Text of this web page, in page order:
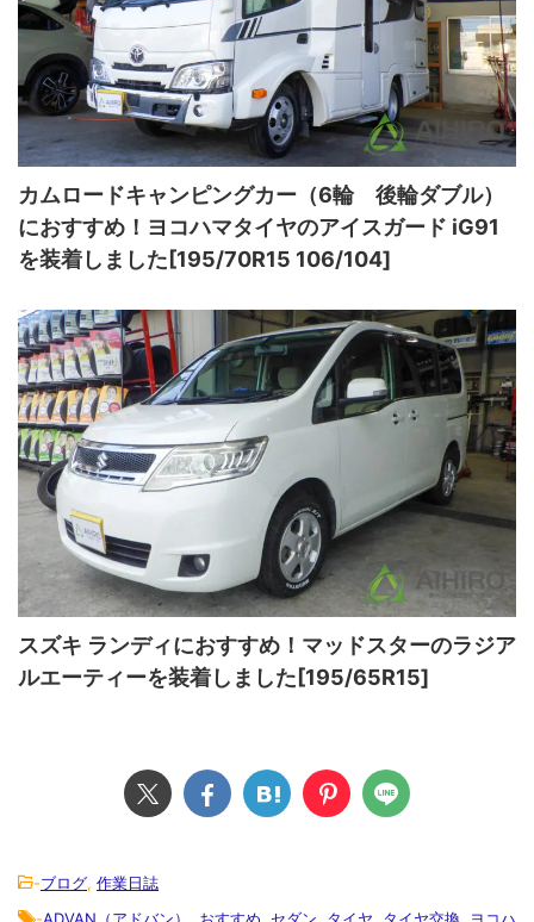
カムロードキャンピングカー（6輪 後輪ダブル）
におすすめ！ヨコハマタイヤのアイスガード iG91
を装着しました[195/70R15 106/104]
スズキ ランディにおすすめ！マッドスターのラジア
ルエーティーを装着しました[195/65R15]
-ブログ, 作業日誌
-ADVAN（アドバン） おすすめ セダン タイヤ タイヤ交換 ヨコハ